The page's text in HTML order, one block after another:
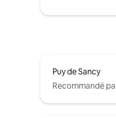
Puy de Sancy
Recommandé